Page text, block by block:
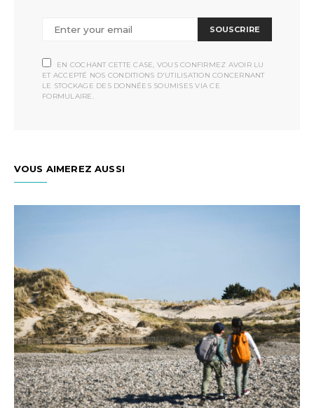
SOUSCRIRE
EN COCHANT CETTE CASE, VOUS CONFIRMEZ AVOIR LU
ET ACCEPTÉ NOS CONDITIONS D'UTILISATION CONCERNANT
LE STOCKAGE DES DONNÉES SOUMISES VIA CE
FORMULAIRE.
VOUS AIMEREZ AUSSI